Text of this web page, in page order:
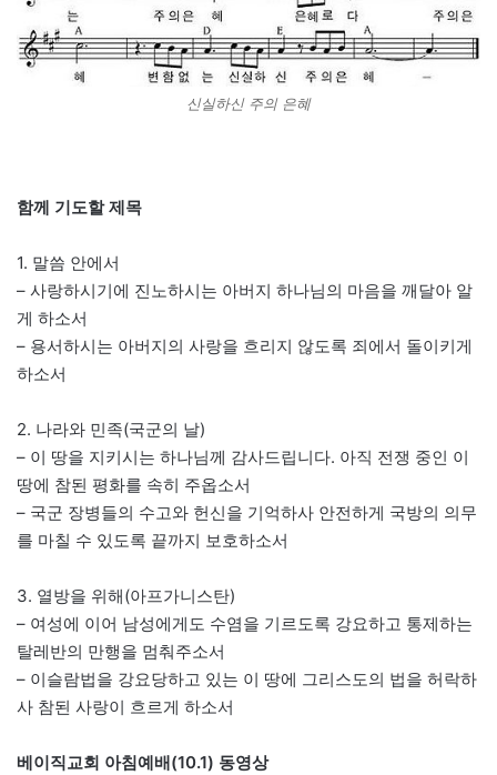
신실하신 주의 은혜
함께 기도할 제목
1. 말씀 안에서
– 사랑하시기에 진노하시는 아버지 하나님의 마음을 깨달아 알
게 하소서
– 용서하시는 아버지의 사랑을 흐리지 않도록 죄에서 돌이키게
하소서
2. 나라와 민족(국군의 날)
– 이 땅을 지키시는 하나님께 감사드립니다. 아직 전쟁 중인 이
땅에 참된 평화를 속히 주옵소서
– 국군 장병들의 수고와 헌신을 기억하사 안전하게 국방의 의무
를 마칠 수 있도록 끝까지 보호하소서
3. 열방을 위해(아프가니스탄)
– 여성에 이어 남성에게도 수염을 기르도록 강요하고 통제하는
탈레반의 만행을 멈춰주소서
– 이슬람법을 강요당하고 있는 이 땅에 그리스도의 법을 허락하
사 참된 사랑이 흐르게 하소서
베이직교회 아침예배(10.1) 동영상